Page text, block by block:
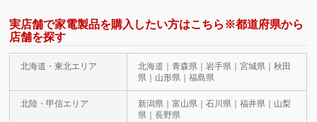
実店舗で家電製品を購入したい方はこちら※都道府県から
店舗を探す
北海道・東北エリア
北海道｜青森県｜岩手県｜宮城県｜秋田
県｜山形県｜福島県
北陸・甲信エリア
新潟県｜富山県｜石川県｜福井県｜山梨
県｜長野県